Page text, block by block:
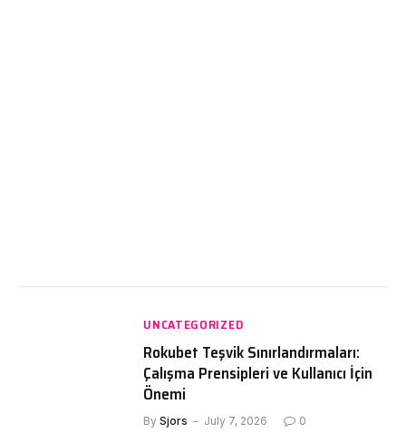
UNCATEGORIZED
Rokubet Teşvik Sınırlandırmaları:
Çalışma Prensipleri ve Kullanıcı İçin
Önemi
By Sjors July 7, 2026 0